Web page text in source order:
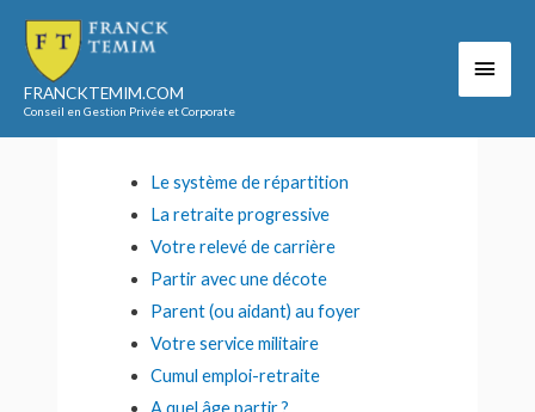
Aller
contenu
FRANCKTEMIM.COM
Conseil en Gestion Privée et Corporate
Accueil
La retraite obligatoire
Le système de répartition
La retraite progressive
Votre relevé de carrière
Partir avec une décote
Parent (ou aidant) au foyer
Votre service militaire
Cumul emploi-retraite